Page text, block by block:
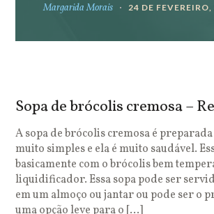
Margarida Morais 24 DE
Sopa de brócolis cremosa –
A sopa de brócolis cremosa é
muito simples e ela é muito saudável.
basicamente com o brócolis bem
liquidificador. Essa sopa pode ser
em um almoço ou jantar ou pode ser o
uma opção leve para o […]